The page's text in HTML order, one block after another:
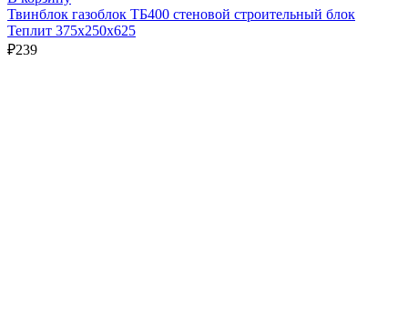
Твинблок газоблок ТБ400 стеновой строительный блок
Теплит 375х250х625
₽239